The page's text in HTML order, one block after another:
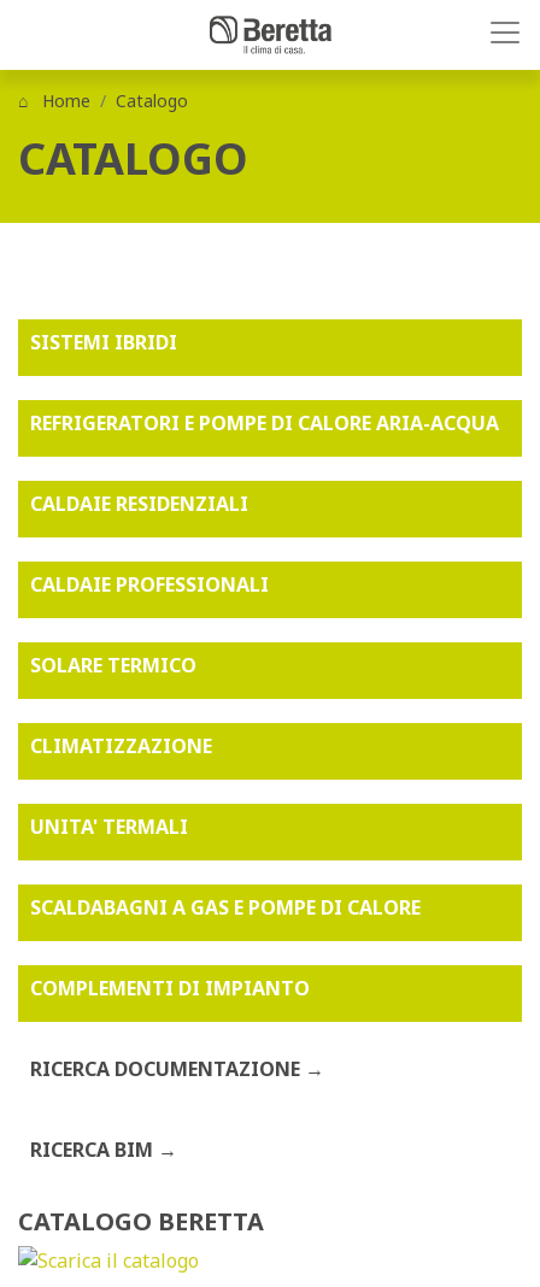
Home Catalogo
CATALOGO
SISTEMI IBRIDI
REFRIGERATORI E POMPE DI CALORE ARIA-ACQUA
CALDAIE RESIDENZIALI
CALDAIE PROFESSIONALI
SOLARE TERMICO
CLIMATIZZAZIONE
UNITA' TERMALI
SCALDABAGNI A GAS E POMPE DI CALORE
COMPLEMENTI DI IMPIANTO
RICERCA DOCUMENTAZIONE
RICERCA BIM
CATALOGO BERETTA